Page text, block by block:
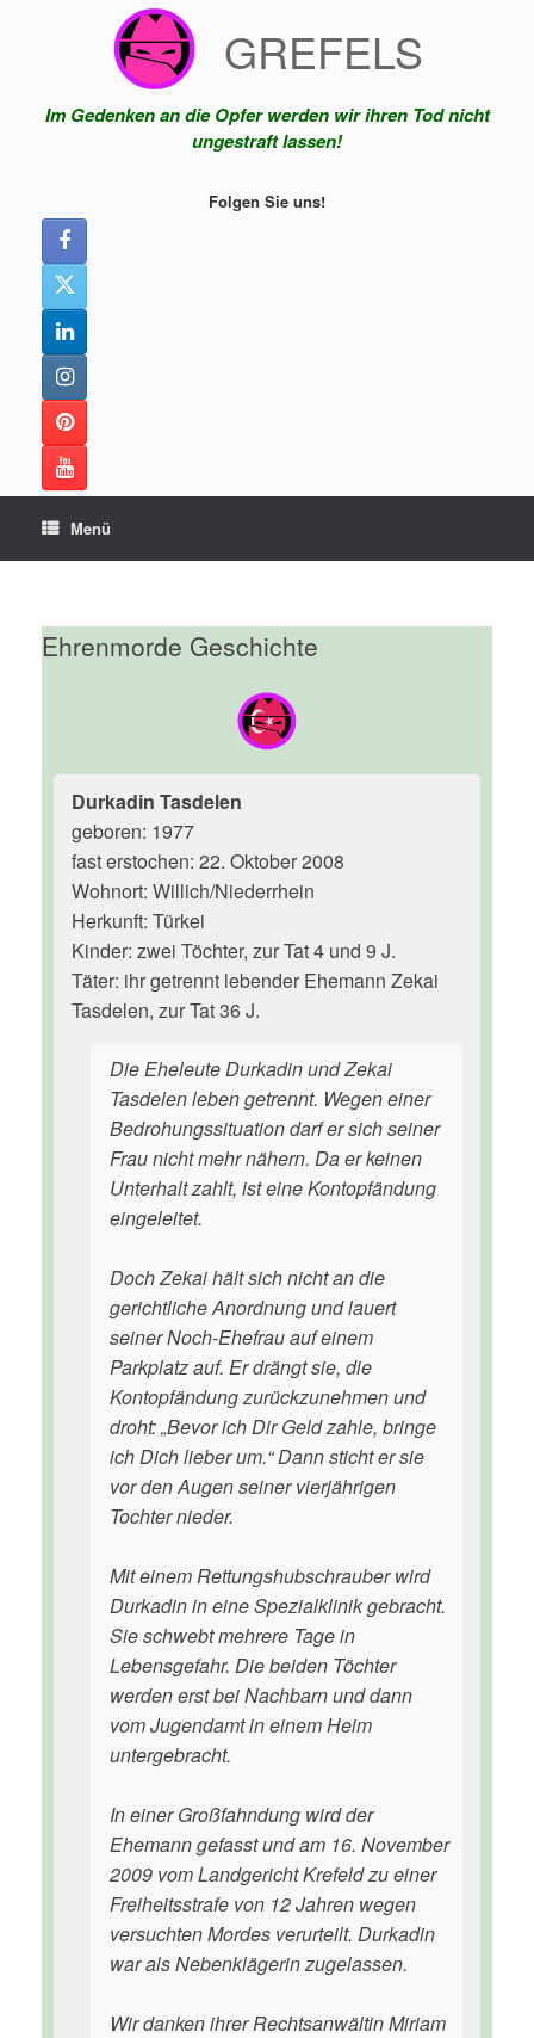
GREFELS
Im Gedenken an die Opfer werden wir ihren Tod nicht
ungestraft lassen!
Folgen Sie uns!
Menü
Ehrenmorde Geschichte
Durkadin Tasdelen
geboren: 1977
fast erstochen: 22. Oktober 2008
Wohnort: Willich/Niederrhein
Herkunft: Türkei
Kinder: zwei Töchter, zur Tat 4 und 9 J.
Täter: ihr getrennt lebender Ehemann Zekai
Tasdelen, zur Tat 36 J.
Die Eheleute Durkadin und Zekai
Tasdelen leben getrennt. Wegen einer
Bedrohungssituation darf er sich seiner
Frau nicht mehr nähern. Da er keinen
Unterhalt zahlt, ist eine Kontopfändung
eingeleitet.
Doch Zekai hält sich nicht an die
gerichtliche Anordnung und lauert
seiner Noch-Ehefrau auf einem
Parkplatz auf. Er drängt sie, die
Kontopfändung zurückzunehmen und
droht: „Bevor ich Dir Geld zahle, bringe
ich Dich lieber um.“ Dann sticht er sie
vor den Augen seiner vierjährigen
Tochter nieder.
Mit einem Rettungshubschrauber wird
Durkadin in eine Spezialklinik gebracht.
Sie schwebt mehrere Tage in
Lebensgefahr. Die beiden Töchter
werden erst bei Nachbarn und dann
vom Jugendamt in einem Heim
untergebracht.
In einer Großfahndung wird der
Ehemann gefasst und am 16. November
2009 vom Landgericht Krefeld zu einer
Freiheitsstrafe von 12 Jahren wegen
versuchten Mordes verurteilt. Durkadin
war als Nebenklägerin zugelassen.
Wir danken ihrer Rechtsanwältin Miriam